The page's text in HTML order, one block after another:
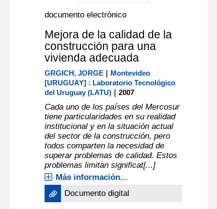
documento electrónico
Mejora de la calidad de la
construcción para una
vivienda adecuada
GRGICH, JORGE | Montevideo
[URUGUAY] : Laboratorio Tecnológico
del Uruguay (LATU) |2007
Cada uno de los países del Mercosur
tiene particularidades en su realidad
institucional y en la situación actual
del sector de la construcción, pero
todos comparten la necesidad de
superar problemas de calidad. Estos
problemas limitan significat[...]
Más información...
Documento digital